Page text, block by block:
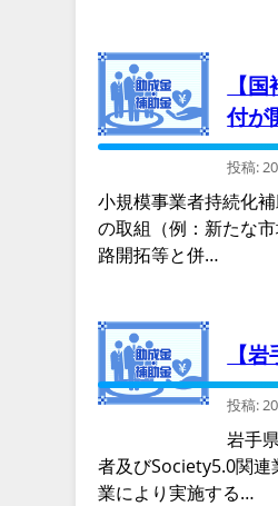
【
付が
投稿:
小規模事業者持続化
の取組（例：新たな
路開拓等と併…
【
投稿:
岩手
者及びSociety5.0関
業により実施する…